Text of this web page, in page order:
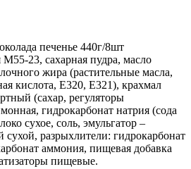
печенье 440г/8шт
23, сахарная пудра, масло
жира (растительные масла,
кислота, Е320, Е321), крахмал
(сахар, регуляторы
гидрокарбонат натрия (сода
сухое, соль, эмульгатор –
разрыхлители: гидрокарбонат
аммония, пищевая добавка
пищевые.